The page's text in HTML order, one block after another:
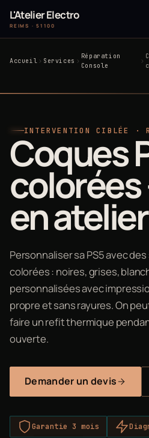
L'Atelier Electro
REIMS · 51100
Accueil Services
Réparation
Console
INTERVENTION CIBLÉE ·
Coques
en atelier
Personnaliser sa PS5 avec
colorées : noires, grises,
personnalisées avec
propre et sans rayures. On
faire un refit thermique
ouverte.
Demander un devis
Garantie 3 mois